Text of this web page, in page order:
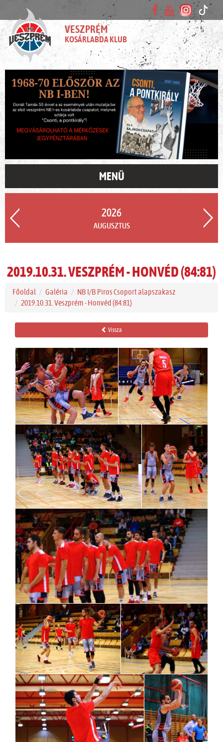
VESZPRÉM
KOSÁRLABDA KLUB
MENÜ
2026
AUGUSZTUS
2019.10.31. VESZPRÉM - HONVÉD (84:81)
Főoldal Galéria
NB I/B Piros Csoport alapszakasz
2019.10.31. Veszprém - Honvéd (84:81)
Vissza